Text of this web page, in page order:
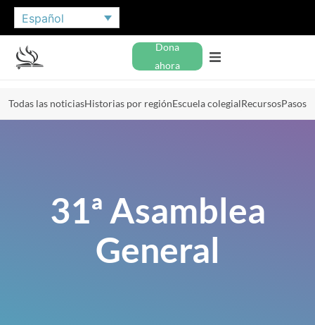
Español
Dona
ahora
Todas las noticiasHistorias por regiónEscuela colegialRecursosPasos
31ª Asamblea
General